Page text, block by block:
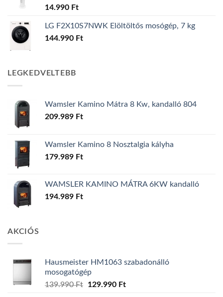
14.990 Ft
LG F2X10S7NWK Elöltöltős mosógép, 7 kg
144.990 Ft
LEGKEDVELTEBB
Wamsler Kamino Mátra 8 Kw, kandalló 804
209.989 Ft
Wamsler Kamino 8 Nosztalgia kályha
179.989 Ft
WAMSLER KAMINO MÁTRA 6KW kandalló
194.989 Ft
AKCIÓS
Hausmeister HM1063 szabadonálló
mosogatógép
139.990Ft
Original
129.990 FtCurrent